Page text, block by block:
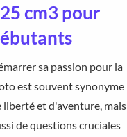
cm3 pour
sa passion pour la
est souvent synonyme
liberté et d'aventure, mais
de questions cruciales